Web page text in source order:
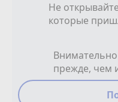
Не
которые
прежде, чем